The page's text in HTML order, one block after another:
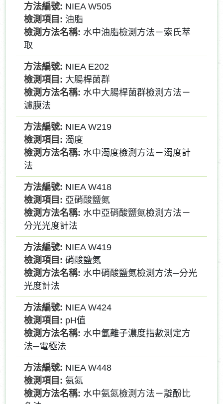
NIEA W505
油脂
水中油脂檢測方法－索氏萃
取
NIEA E202
大腸桿菌群
水中大腸桿菌群檢測方法－
濾膜法
NIEA W219
濁度
水中濁度檢測方法－濁度計
法
NIEA W418
亞硝酸鹽氮
水中亞硝酸鹽氮檢測方法－
分光光度計法
NIEA W419
硝酸鹽氮
水中硝酸鹽氮檢測方法─分光
光度計法
NIEA W424
pH值
水中氫離子濃度指數測定方
法─電極法
NIEA W448
氨氮
水中氨氮檢測方法－靛酚比